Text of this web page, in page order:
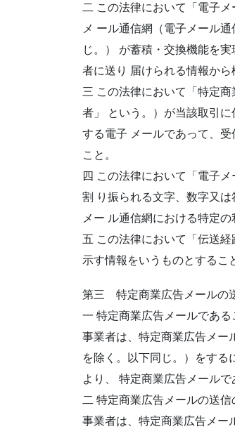
二 この法律において「電子
メ ール通信網（電子メール
じ。） が蓄積・交換機能を
者に送り 届けられる情報から
三 この法律において「特定
者」 という。）が当該取引
する電子 メールであって、
こと。
四 この法律において「電子
割 り振られる文字、数字又
メー ル通信網における特定
五 この法律において「伝送
示す情報をいうものとするこ
第三 特定商業広告メールの
一 特定商業広告メールである
事業者は、特定商業広告メー
を除く。以下同じ。）をする
より、 特定商業広告メール
二 特定商業広告メールの送
事業者は、特定商業広告メー